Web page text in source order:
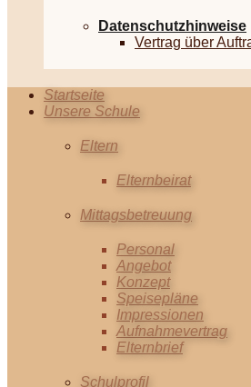
Datenschutzhinweise
Vertrag über
Startseite
Unsere Schule
Eltern
Elternbeirat
Mittagsbetreuung
Personal
Angebot
Konzept
Speisepläne
Impressionen
Aufnahmevertrag
Elternbrief
Schulprofil